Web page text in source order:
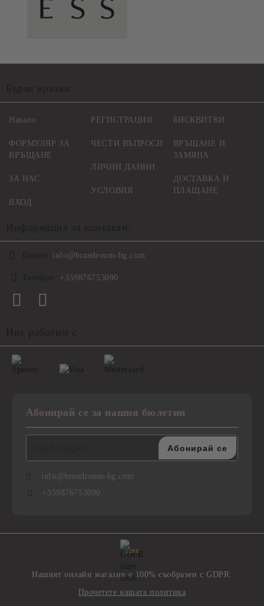
Начало
ФОРМУЛЯР ЗА
ВРЪЩАНЕ
ЗА НАС
ВХОД
РЕГИСТРАЦИЯ
ЧЕСТИ ВЪПРОСИ
ЛИЧНИ ДАННИ
УСЛОВИЯ
БИСКВИТКИ
ВРЪЩАНЕ И
ЗАМЯНА
ДОСТАВКА И
ПЛАЩАНЕ
info@brandroom-bg.com
+359876753090
Абонирай се за нашия бюлетин
info@brandroom-bg.com
+359876753090
GDPR
Нашият онлайн магазин е 100% съобразен с GDPR.
Прочетете нашата политика